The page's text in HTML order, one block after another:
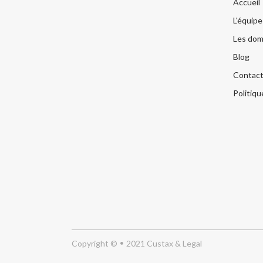
L'équipe
Les
Blog
Contact
Copyright © 2021 Custax & Legal